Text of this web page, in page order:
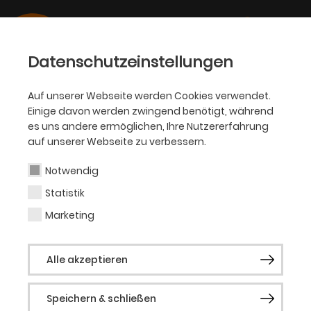
Datenschutzeinstellungen
Auf unserer Webseite werden Cookies verwendet.
Einige davon werden zwingend benötigt, während
es uns andere ermöglichen, Ihre Nutzererfahrung
auf unserer Webseite zu verbessern.
Notwendig
Statistik
Marketing
Alle akzeptieren
Speichern & schließen
OPER
Constanza Pérez de
Lara Bonatti
Constanza Pérez de Lara Bonatti zog im
Alter von 19 Jahren von Mexiko-Stadt nach